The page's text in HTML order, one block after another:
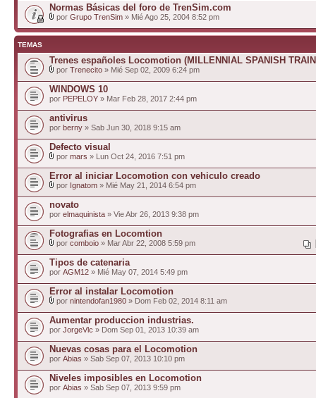
Normas Básicas del foro de TrenSim.com
por Grupo TrenSim » Mié Ago 25, 2004 8:52 pm
TEMAS
Trenes españoles Locomotion (MILLENNIAL SPANISH
por Trenecito » Mié Sep 02, 2009 6:24 pm
WINDOWS 10
por PEPELOY » Mar Feb 28, 2017 2:44 pm
antivirus
por berny » Sab Jun 30, 2018 9:15 am
Defecto visual
por mars » Lun Oct 24, 2016 7:51 pm
Error al iniciar Locomotion con vehiculo creado
por Ignatom » Mié May 21, 2014 6:54 pm
novato
por elmaquinista » Vie Abr 26, 2013 9:38 pm
Fotografias en Locomtion
por comboio » Mar Abr 22, 2008 5:59 pm
Tipos de catenaria
por AGM12 » Mié May 07, 2014 5:49 pm
Error al instalar Locomotion
por nintendofan1980 » Dom Feb 02, 2014 8:11 am
Aumentar produccion industrias.
por JorgeVlc » Dom Sep 01, 2013 10:39 am
Nuevas cosas para el Locomotion
por Abias » Sab Sep 07, 2013 10:10 pm
Niveles imposibles en Locomotion
por Abias » Sab Sep 07, 2013 9:59 pm